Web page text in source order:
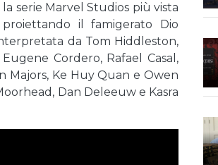
serie Marvel Studios più vista
il famigerato Dio
da Tom Hiddleston,
Cordero, Rafael Casal,
Majors, Ke Huy Quan e Owen
Dan Deleeuw e Kasra